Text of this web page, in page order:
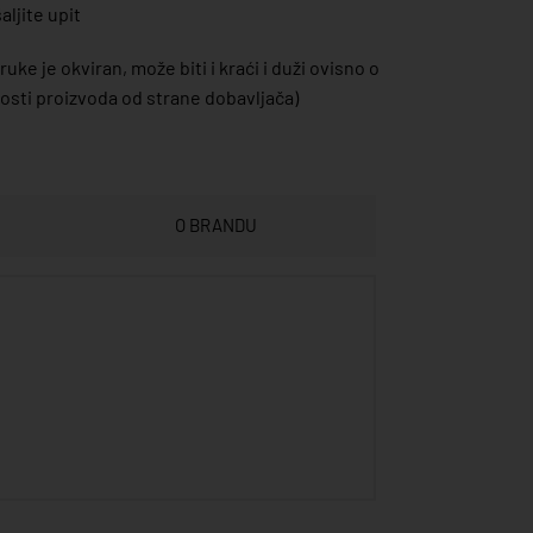
upit
je okviran, može biti i kraći i duži ovisno o
proizvoda od strane dobavljača)
O BRANDU